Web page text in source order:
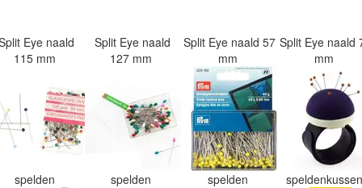
Eye naald
115 mm
Split Eye naald
127 mm
Split Eye naald 57
mm
Split Eye naald
mm
spelden spelden spelden